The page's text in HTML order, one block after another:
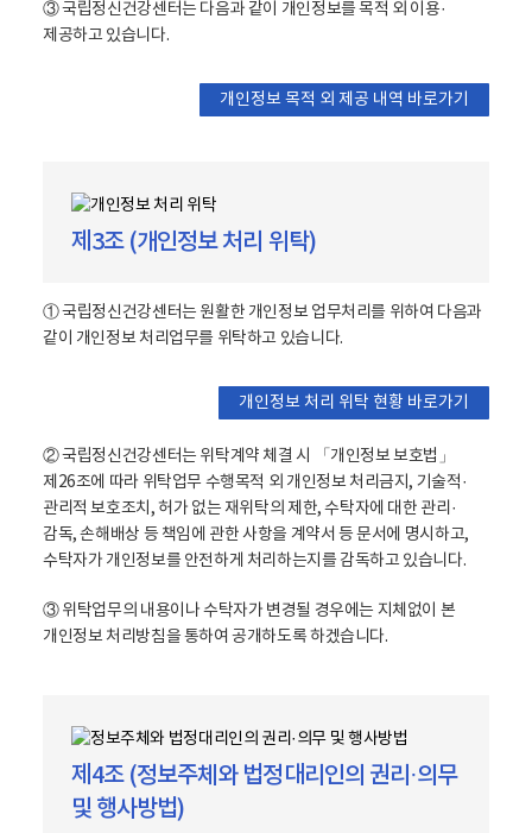
③ 국립정신건강센터는 다음과 같이 개인정보를 목적 외 이용·
제공하고 있습니다.
개인정보 목적 외 제공 내역 바로가기
제3조 (개인정보 처리 위탁)
① 국립정신건강센터는 원활한 개인정보 업무처리를 위하여 다음과
같이 개인정보 처리업무를 위탁하고 있습니다.
개인정보 처리 위탁 현황 바로가기
② 국립정신건강센터는 위탁계약 체결 시 「개인정보 보호법」
제26조에 따라 위탁업무 수행목적 외 개인정보 처리금지, 기술적·
관리적 보호조치, 허가 없는 재위탁의 제한, 수탁자에 대한 관리·
감독, 손해배상 등 책임에 관한 사항을 계약서 등 문서에 명시하고,
수탁자가 개인정보를 안전하게 처리하는지를 감독하고 있습니다.
③ 위탁업무의 내용이나 수탁자가 변경될 경우에는 지체없이 본
개인정보 처리방침을 통하여 공개하도록 하겠습니다.
제4조 (정보주체와 법정대리인의 권리·의무
및 행사방법)